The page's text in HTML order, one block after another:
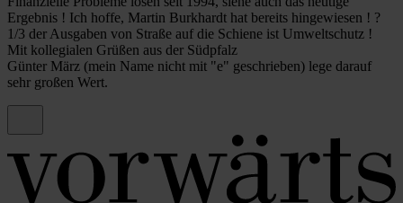
Ergebnis ! Ich hoffe, Martin Burkhardt hat bereits hingewiesen ! ?
1/3 der Ausgaben von Straße auf die Schiene ist Umweltschutz !
Mit kollegialen Grüßen aus der Südpfalz
Günter März (mein Name nicht mit "e" geschrieben) lege darauf
sehr großen Wert.